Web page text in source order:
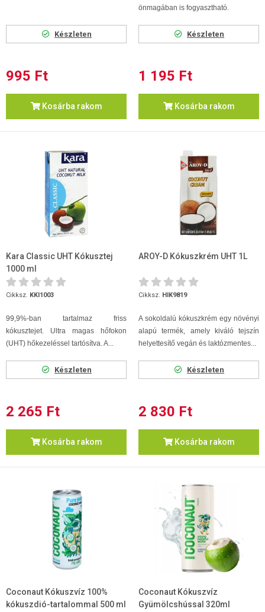
Készleten
995 Ft
Kosárba rakom
önmagában is fogyasztható.
Készleten
1 195 Ft
Kosárba rakom
Kara Classic UHT Kókusztej
1000 ml
Cikksz. KKI1003
99,9%-ban tartalmaz friss
kókusztejet. Ultra magas hőfokon
(UHT) hőkezeléssel tartósítva. A...
Készleten
2 265 Ft
Kosárba rakom
AROY-D Kókuszkrém UHT 1L
Cikksz. HIK9819
A sokoldalú kókuszkrém egy növényi
alapú termék, amely kiváló tejszín
helyettesítő vegán és laktózmentes...
Készleten
2 830 Ft
Kosárba rakom
Coconaut Kókuszvíz 100%
kókuszdió-tartalommal 500 ml
Coconaut Kókuszvíz
Gyümölcshússal 320ml